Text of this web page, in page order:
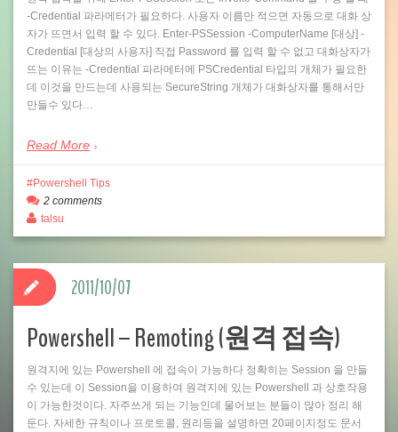
-Credential 파라메터가 필요하다. 사용자 이름만 적으면 자동으로 대화 상
자가 뜨면서 입력 할 수 있다. Enter-PSSession -ComputerName [대상] -
Credential [대상의 사용자] 직접 Password 를 입력 할 수 없고 대화상자가
뜨는 이유는 -Credential 파라메터에 PSCredential 타입의 개체가 필요한
데 이것을 만드는데 사용되는 SecureString 개체가 대화상자를 통해서만
만들수 있다…
Read More
Powershell Tips
2 comments
talsu
Powershell – Remoting (원격 접속)
원격지에 있는 Powershell 에 접속이 가능하다 정확히는 Session 을 만들
수 있는데 이 Session을 이용하여 원격지에 있는 Powershell 과 상호작용
이 가능한것이다. 자주쓰게 되는 기능인데 물어보는 분들이 많아 정리 해
둔다. 자세한 규칙이나 프로토콜, 원리등을 설명하면 20페이지정도 문서
2011/10/07